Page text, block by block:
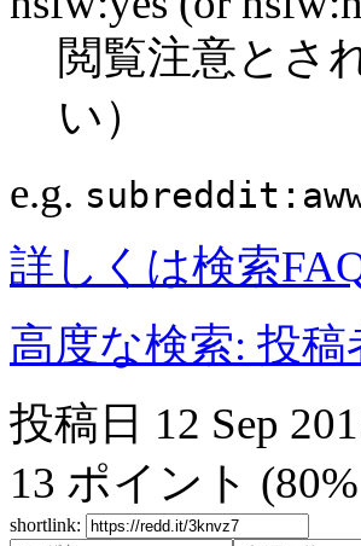
閲覧注意とさ
い）
e.g.
詳しくは検索
高度な検索: 投
投稿日 12 Sep
13 ポイント
shortlink: